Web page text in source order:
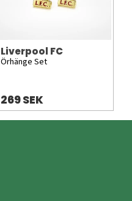
Liverpool FC
Örhänge Set
269 SEK